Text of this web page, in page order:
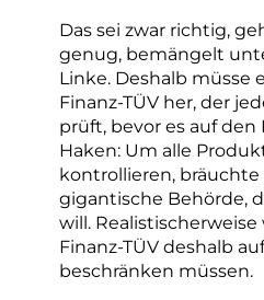
Das sei zwar richtig,
genug, bemängelt
Linke. Deshalb müsse
Finanz-TÜV her, der
prüft, bevor es auf
Haken: Um alle
kontrollieren, bräuchte
gigantische Behörde,
will.
Finanz-TÜV deshalb
beschränken müssen.